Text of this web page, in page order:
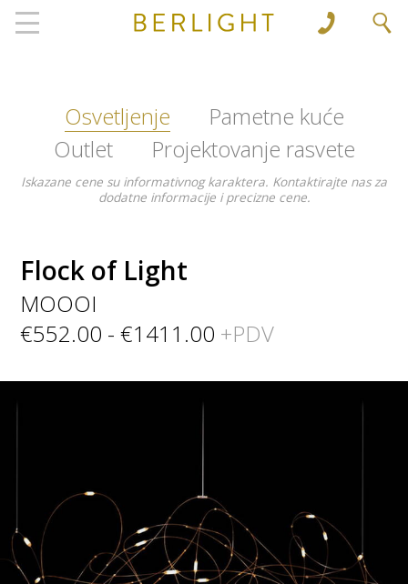
', 'www.berlight.rs'); ga('send', 'pageview');
Osvetljenje
Pametne kuće
Outlet
Projektovanje rasvete
Iskazane cene su informativnog karaktera. Kontaktirajte nas za
dodatne informacije i precizne cene.
Flock of Light
MOOOI
€552.00 - €1411.00 +PDV